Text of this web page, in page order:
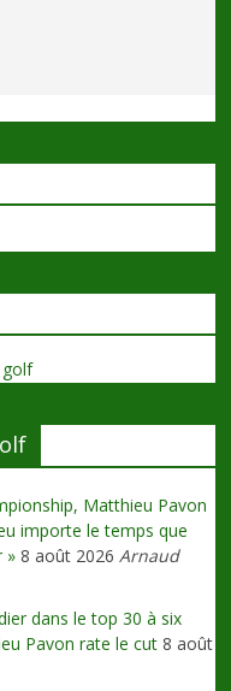
Matthieu Pavon
importe le temps que
» 8 août 2026 Arnaud
dans le top 30 à six
Pavon rate le cut 8 août